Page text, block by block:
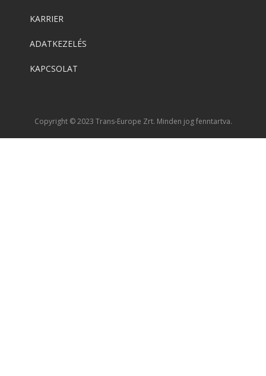
KARRIER
ADATKEZELÉS
KAPCSOLAT
Copyright © 2023 Trans-Europe Zrt. Minden jog fenntartva.